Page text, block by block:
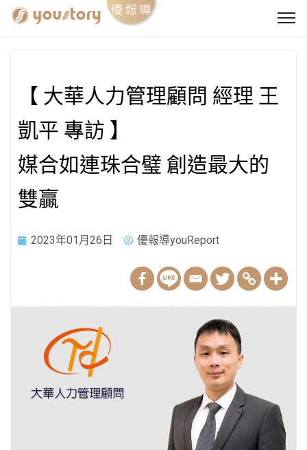
【 大華人力管理顧問 經理 王
凱平 專訪 】
媒合如連珠合璧 創造最大的
雙贏
2023年01月26日 優報導youReport